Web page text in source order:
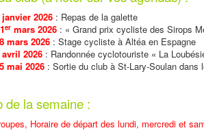
2026 : Repas de la galette
er mars 2026 : « Grand prix cycliste des Sirops
mars 2026 : Stage cycliste à Altéa en Espagne
2026 : Randonnée cyclotouriste « La
mai 2026 : Sortie du club à St-Lary-Soulan dans
de la semaine :
Horaire de départ des lundi, mercredi et